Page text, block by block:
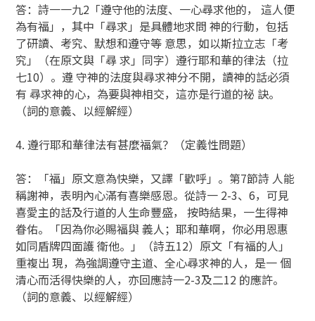
答：詩一一九2「遵守他的法度、一心尋求他的， 這人便
為有福」，其中「尋求」是具體地求問 神的行動，包括
了研讀、考究、默想和遵守等 意思，如以斯拉立志「考
究」（在原文與「尋 求」同字）遵行耶和華的律法（拉
七10）。遵 守神的法度與尋求神分不開，讀神的話必須
有 尋求神的心，為要與神相交，這亦是行道的祕 訣。
（詞的意義、以經解經）
4. 遵行耶和華律法有甚麼福氣？（定義性問題）
答：「福」原文意為快樂，又譯「歡呼」。第7節詩 人能
稱謝神，表明內心滿有喜樂感恩。從詩一 2-3、6，可見
喜愛主的話及行道的人生命豐盛， 按時結果，一生得神
眷佑。「因為你必賜福與 義人；耶和華啊，你必用恩惠
如同盾牌四面護 衛他。」（詩五12）原文「有福的人」
重複出 現，為強調遵守主道、全心尋求神的人，是一 個
清心而活得快樂的人，亦回應詩一2-3及二12 的應許。
（詞的意義、以經解經）